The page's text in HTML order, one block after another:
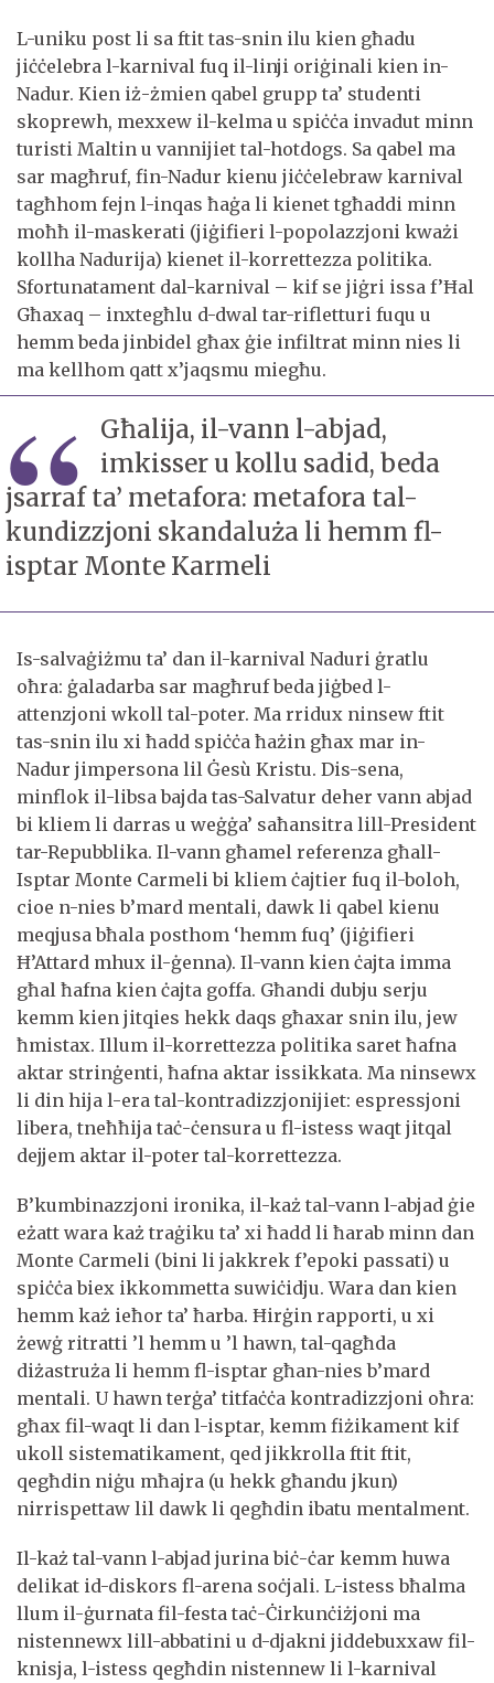
L-uniku post li sa ftit tas-snin ilu kien għadu
jiċċelebra l-karnival fuq il-linji oriġinali kien in-
Nadur. Kien iż-żmien qabel grupp ta’ studenti
skoprewh, mexxew il-kelma u spiċċa invadut minn
turisti Maltin u vannijiet tal-hotdogs. Sa qabel ma
sar magħruf, fin-Nadur kienu jiċċelebraw karnival
tagħhom fejn l-inqas ħaġa li kienet tgħaddi minn
moħħ il-maskerati (jiġifieri l-popolazzjoni kważi
kollha Nadurija) kienet il-korrettezza politika.
Sfortunatament dal-karnival – kif se jiġri issa f’Ħal
Għaxaq – inxtegħlu d-dwal tar-rifletturi fuqu u
hemm beda jinbidel għax ġie infiltrat minn nies li
ma kellhom qatt x’jaqsmu miegħu.
Għalija, il-vann l-abjad,
imkisser u kollu sadid, beda
jsarraf ta’ metafora: metafora tal-
kundizzjoni skandaluża li hemm fl-
isptar Monte Karmeli
Is-salvaġiżmu ta’ dan il-karnival Naduri ġratlu
oħra: ġaladarba sar magħruf beda jiġbed l-
attenzjoni wkoll tal-poter. Ma rridux ninsew ftit
tas-snin ilu xi ħadd spiċċa ħażin għax mar in-
Nadur jimpersona lil Ġesù Kristu. Dis-sena,
minflok il-libsa bajda tas-Salvatur deher vann abjad
bi kliem li darras u weġġa’ saħansitra lill-President
tar-Repubblika. Il-vann għamel referenza għall-
Isptar Monte Carmeli bi kliem ċajtier fuq il-boloh,
cioe n-nies b’mard mentali, dawk li qabel kienu
meqjusa bħala posthom ‘hemm fuq’ (jiġifieri
Ħ’Attard mhux il-ġenna). Il-vann kien ċajta imma
għal ħafna kien ċajta goffa. Għandi dubju serju
kemm kien jitqies hekk daqs għaxar snin ilu, jew
ħmistax. Illum il-korrettezza politika saret ħafna
aktar strinġenti, ħafna aktar issikkata. Ma ninsewx
li din hija l-era tal-kontradizzjonijiet: espressjoni
libera, tneħħija taċ-ċensura u fl-istess waqt jitqal
dejjem aktar il-poter tal-korrettezza.
B’kumbinazzjoni ironika, il-każ tal-vann l-abjad ġie
eżatt wara każ traġiku ta’ xi ħadd li ħarab minn dan
Monte Carmeli (bini li jakkrek f’epoki passati) u
spiċċa biex ikkommetta suwiċidju. Wara dan kien
hemm każ ieħor ta’ ħarba. Ħirġin rapporti, u xi
żewġ ritratti ’l hemm u ’l hawn, tal-qagħda
diżastruża li hemm fl-isptar għan-nies b’mard
mentali. U hawn terġa’ titfaċċa kontradizzjoni oħra:
għax fil-waqt li dan l-isptar, kemm fiżikament kif
ukoll sistematikament, qed jikkrolla ftit ftit,
qegħdin niġu mħajra (u hekk għandu jkun)
nirrispettaw lil dawk li qegħdin ibatu mentalment.
Il-każ tal-vann l-abjad jurina biċ-ċar kemm huwa
delikat id-diskors fl-arena soċjali. L-istess bħalma
llum il-ġurnata fil-festa taċ-Ċirkunċiżjoni ma
nistennewx lill-abbatini u d-djakni jiddebuxxaw fil-
knisja, l-istess qegħdin nistennew li l-karnival